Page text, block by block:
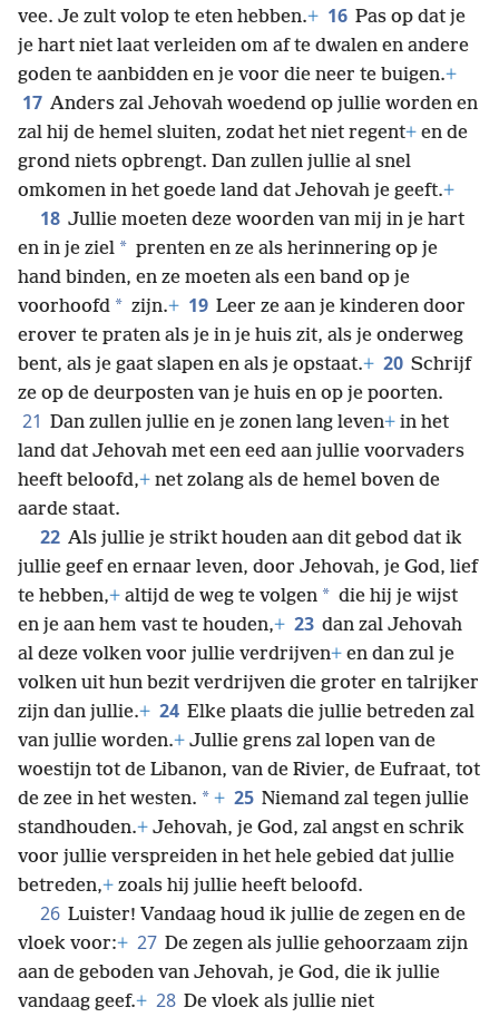
vee. Je zult volop te eten hebben.+ 16 Pas op dat je
je hart niet laat verleiden om af te dwalen en andere
goden te aanbidden en je voor die neer te buigen.+
17 Anders zal Jehovah woedend op jullie worden en
zal hij de hemel sluiten, zodat het niet regent+ en de
grond niets opbrengt. Dan zullen jullie al snel
omkomen in het goede land dat Jehovah je geeft.+
18 Jullie moeten deze woorden van mij in je hart
en in je ziel * prenten en ze als herinnering op je
hand binden, en ze moeten als een band op je
voorhoofd * zijn.+ 19 Leer ze aan je kinderen door
erover te praten als je in je huis zit, als je onderweg
bent, als je gaat slapen en als je opstaat.+ 20 Schrijf
ze op de deurposten van je huis en op je poorten.
21 Dan zullen jullie en je zonen lang leven+ in het
land dat Jehovah met een eed aan jullie voorvaders
heeft beloofd,+ net zolang als de hemel boven de
aarde staat.
22 Als jullie je strikt houden aan dit gebod dat ik
jullie geef en ernaar leven, door Jehovah, je God, lief
te hebben,+ altijd de weg te volgen * die hij je wijst
en je aan hem vast te houden,+ 23 dan zal Jehovah
al deze volken voor jullie verdrijven+ en dan zul je
volken uit hun bezit verdrijven die groter en talrijker
zijn dan jullie.+ 24 Elke plaats die jullie betreden zal
van jullie worden.+ Jullie grens zal lopen van de
woestijn tot de Libanon, van de Rivier, de Eufraat, tot
de zee in het westen. * + 25 Niemand zal tegen jullie
standhouden.+ Jehovah, je God, zal angst en schrik
voor jullie verspreiden in het hele gebied dat jullie
betreden,+ zoals hij jullie heeft beloofd.
26 Luister! Vandaag houd ik jullie de zegen en de
vloek voor:+ 27 De zegen als jullie gehoorzaam zijn
aan de geboden van Jehovah, je God, die ik jullie
vandaag geef.+ 28 De vloek als jullie niet